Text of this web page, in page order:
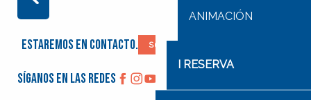
ANIMACIÓN
I RESERVA
Estaremos en contacto. Suscríbase a nuestro boletín
Síganos en las redes